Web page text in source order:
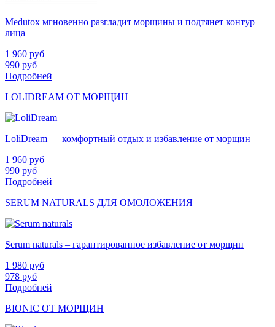
Medutox мгновенно разгладит морщины и подтянет контур
лица
1 960 руб
990 руб
Подробней
LOLIDREAM ОТ МОРЩИН
LoliDream — комфортный отдых и избавление от морщин
1 960 руб
990 руб
Подробней
SERUM NATURALS ДЛЯ ОМОЛОЖЕНИЯ
Serum naturals – гарантированное избавление от морщин
1 980 руб
978 руб
Подробней
BIONIC ОТ МОРЩИН